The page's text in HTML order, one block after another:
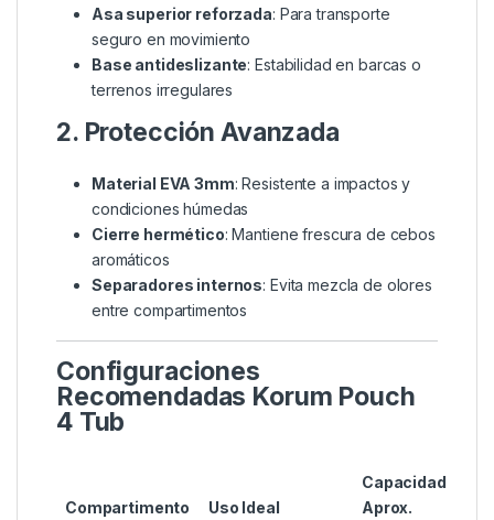
Asa superior reforzada: Para transporte
seguro en movimiento
Base antideslizante: Estabilidad en barcas o
terrenos irregulares
2. Protección Avanzada
Material EVA 3mm: Resistente a impactos y
condiciones húmedas
Cierre hermético: Mantiene frescura de cebos
aromáticos
Separadores internos: Evita mezcla de olores
entre compartimentos
Configuraciones
Recomendadas Korum Pouch
4 Tub
Compartimento Uso Ideal
Capacidad
Aprox.